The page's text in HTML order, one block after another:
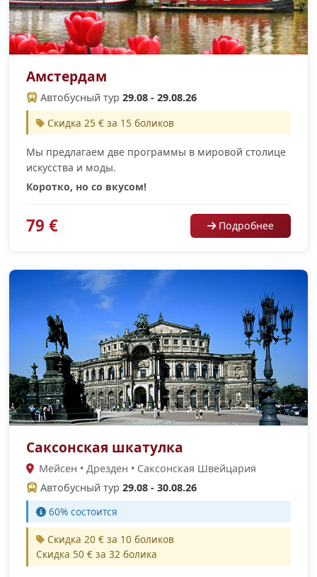
Амстердам
Автобусный тур 29.08 - 29.08.26
Скидка 25 € за 15 боликов
Мы предлагаем две программы в мировой столице
искусства и моды.
Коротко, но со вкусом!
79 € Подробнее
Саксонская шкатулка
Мейсен • Дрезден • Саксонская Швейцария
Автобусный тур 29.08 - 30.08.26
60% cостоится
Скидка 20 € за 10 боликов
Скидка 50 € за 32 болика